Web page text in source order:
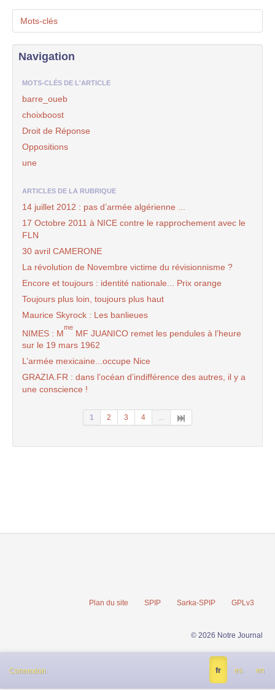
Mots-clés
Navigation
MOTS-CLÉS DE L'ARTICLE
barre_oueb
choixboost
Droit de Réponse
Oppositions
une
ARTICLES DE LA RUBRIQUE
14 juillet 2012 : pas d’armée algérienne ...
17 Octobre 2011 à NICE contre le rapprochement avec le
FLN
30 avril CAMERONE
La révolution de Novembre victime du révisionnisme ?
Encore et toujours : identité nationale... Prix orange
Toujours plus loin, toujours plus haut
Maurice Skyrock : Les banlieues
NIMES : M
me
MF JUANICO remet les pendules à l’heure
sur le 19 mars 1962
L’armée mexicaine...occupe Nice
GRAZIA.FR : dans l’océan d’indifférence des autres, il y a
une conscience !
1 2 3 4 ...
Plan du site SPIP Sarka-SPIP GPLv3
© 2026 Notre Journal
Connexion fr es en